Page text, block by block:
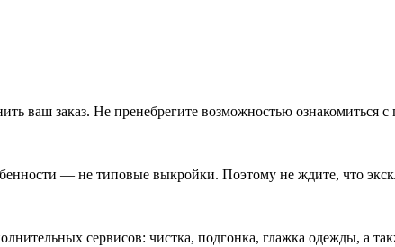
ваш заказ. Не пренебрегите возможностью ознакомиться
— не типовые выкройки. Поэтому не ждите, что
сервисов: чистка, подгонка, глажка одежды, а